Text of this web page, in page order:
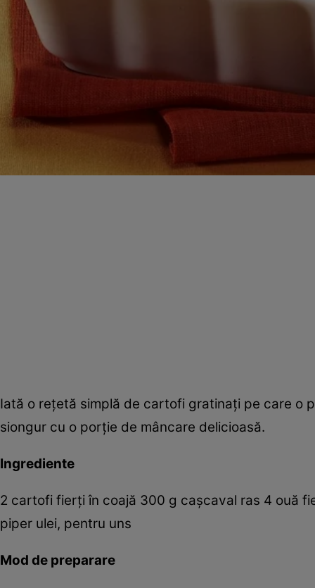
Iată o reţetă simplă de cartofi gratinaţi pe care o
siongur cu o porţie de mâncare delicioasă.
Ingrediente
2 cartofi fierţi în coajă 300 g caşcaval ras 4 ouă
piper ulei, pentru uns
Mod de preparare